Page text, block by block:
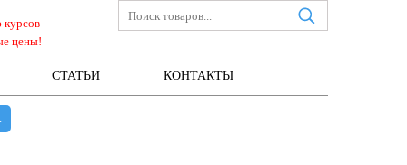
курсов
цены!
СТАТЬИ КОНТАКТЫ